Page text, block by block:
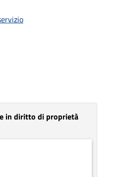
in diritto di proprietà